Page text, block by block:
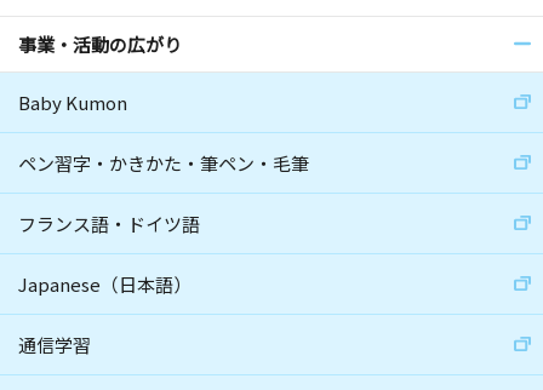
事業・活動の広がり
Baby Kumon
ペン習字・かきかた・筆ペン・毛筆
フランス語・ドイツ語
Japanese（日本語）
通信学習